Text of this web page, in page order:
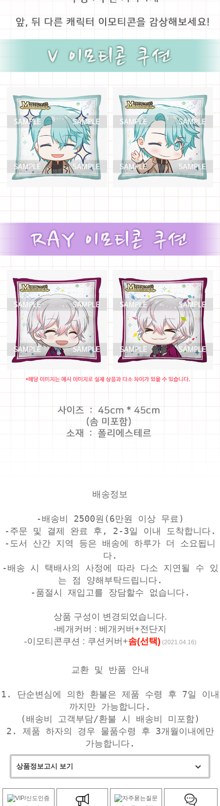
배송정보
-배송비 2500원(6만원 이상 무료)
-주문 및 결제 완료 후, 2-3일 이내 도착합니다.
-도서 산간 지역 등은 배송에 하루가 더 소요됩니
다.
-배송 시 택배사의 사정에 따라 다소 지연될 수 있
는 점 양해부탁드립니다.
-품절시 재입고를 장담할수 없습니다.
상품 구성이 변경되었습니다.
-베개커버 : 베개커버+전단지
-이모티콘쿠션 : 쿠션커버+솜(선택) (2021.04.16)
교환 및 반품 안내
1. 단순변심에 의한 환불은 제품 수령 후 7일 이내
까지만 가능합니다.
(배송비 고객부담/환불 시 배송비 미포함)
2. 제품 하자의 경우 물품수령 후 3개월이내에만
가능합니다.
상품정보고시 보기